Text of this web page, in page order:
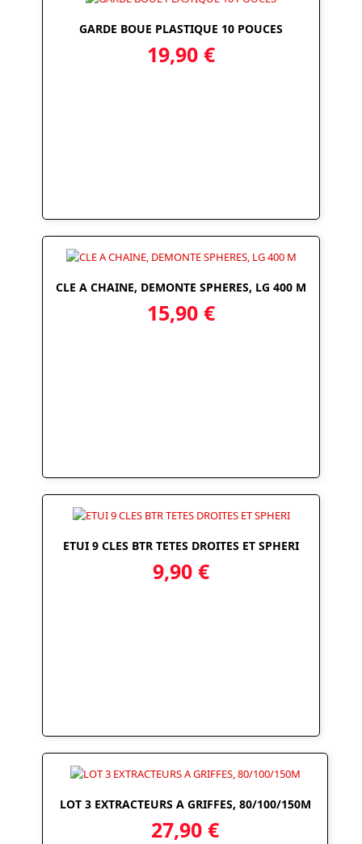
GARDE BOUE PLASTIQUE 10 POUCES
19,90 €
CLE A CHAINE, DEMONTE SPHERES, LG 400 M
15,90 €
ETUI 9 CLES BTR TETES DROITES ET SPHERI
9,90 €
LOT 3 EXTRACTEURS A GRIFFES, 80/100/150M
27,90 €